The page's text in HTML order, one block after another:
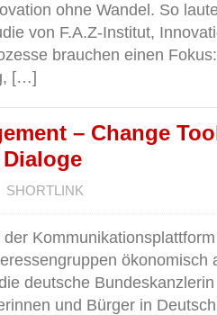
ohne Wandel. So
von F.A.Z-Institut,
brauchen einen
[…]
– Change
SHORTLINK
ökonomisch
deutsche
und Bürger in